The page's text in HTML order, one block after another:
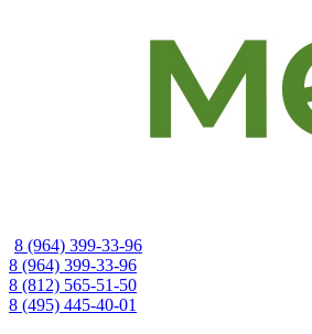
8 (964) 399-33-96
8 (964) 399-33-96
8 (812) 565-51-50
8 (495) 445-40-01